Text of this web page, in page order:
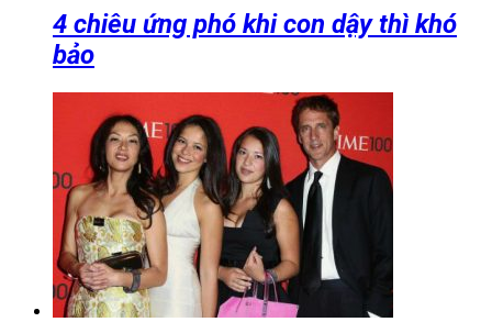
4 chiêu ứng phó khi con dậy thì khó
bảo